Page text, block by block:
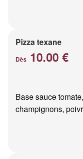
Pizza texane
Dès 10.00 €
Base sauce
champignons,